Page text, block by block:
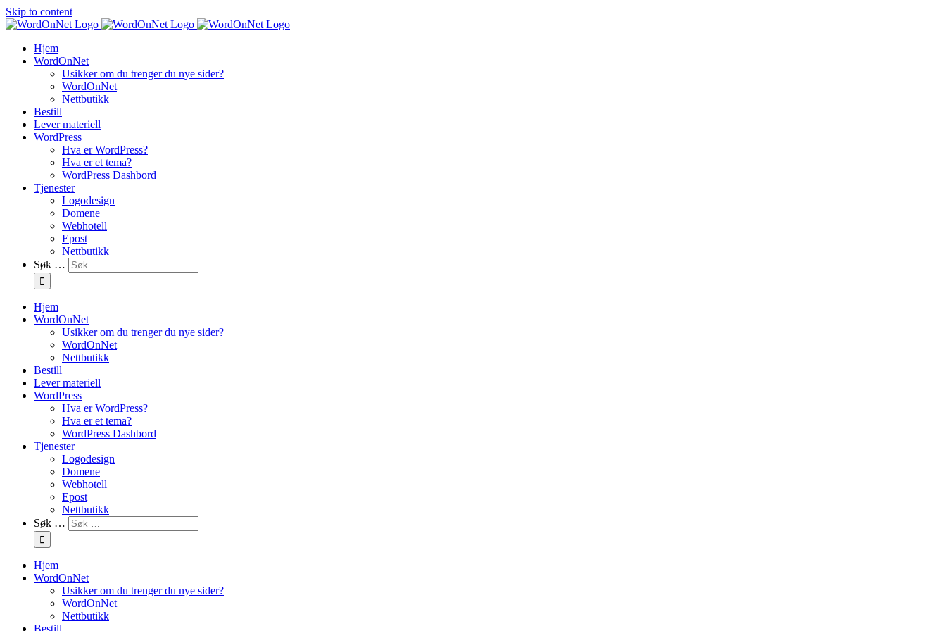
Skip to content
Hjem
WordOnNet
Usikker om du trenger du nye sider?
WordOnNet
Nettbutikk
Bestill
Lever materiell
WordPress
Hva er WordPress?
Hva er et tema?
WordPress Dashbord
Tjenester
Logodesign
Domene
Webhotell
Epost
Nettbutikk
Søk …
Hjem
WordOnNet
Usikker om du trenger du nye sider?
WordOnNet
Nettbutikk
Bestill
Lever materiell
WordPress
Hva er WordPress?
Hva er et tema?
WordPress Dashbord
Tjenester
Logodesign
Domene
Webhotell
Epost
Nettbutikk
Søk …
Hjem
WordOnNet
Usikker om du trenger du nye sider?
WordOnNet
Nettbutikk
Bestill